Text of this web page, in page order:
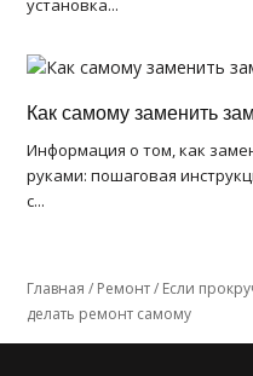
установка...
Как самому заменить
Информация о том, как
руками: пошаговая
с...
Главная / Ремонт / Если
делать ремонт самому